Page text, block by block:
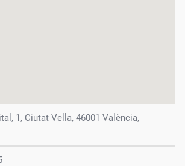
1, Ciutat Vella, 46001 València,